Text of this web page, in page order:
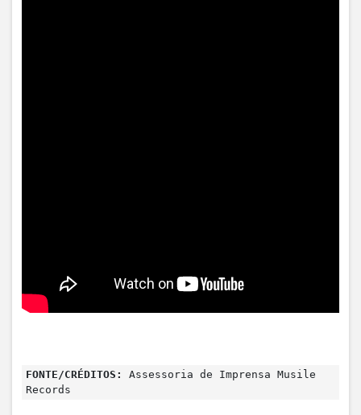
FONTE/CRÉDITOS:
Assessoria de Imprensa Musile
Records